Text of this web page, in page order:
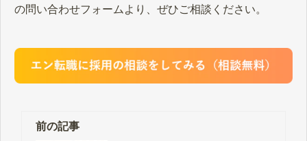
の問い合わせフォームより、ぜひご相談ください。
前の記事